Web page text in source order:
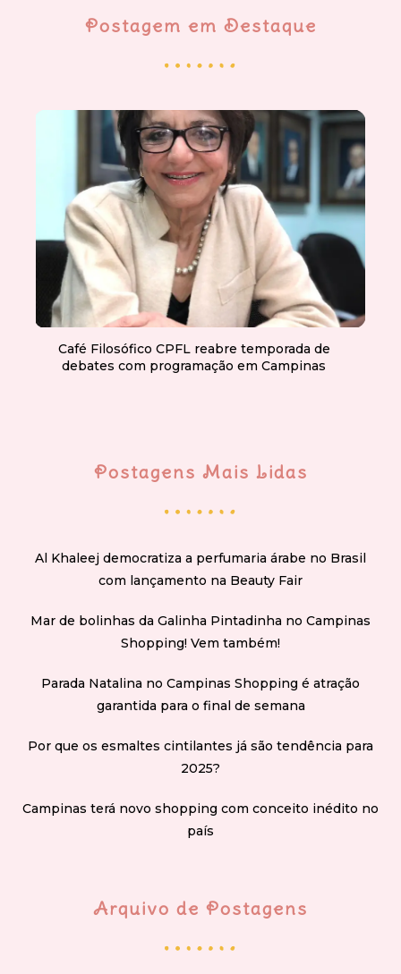
Postagem em Destaque
Café Filosófico CPFL reabre temporada de
debates com programação em Campinas
Postagens Mais Lidas
Al Khaleej democratiza a perfumaria árabe no Brasil
com lançamento na Beauty Fair
Mar de bolinhas da Galinha Pintadinha no Campinas
Shopping! Vem também!
Parada Natalina no Campinas Shopping é atração
garantida para o final de semana
Por que os esmaltes cintilantes já são tendência para
2025?
Campinas terá novo shopping com conceito inédito no
país
Arquivo de Postagens